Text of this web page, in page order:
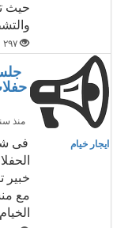
حيث
٢٩٧
منذ
ايجار خيام
فى
خبير
مع